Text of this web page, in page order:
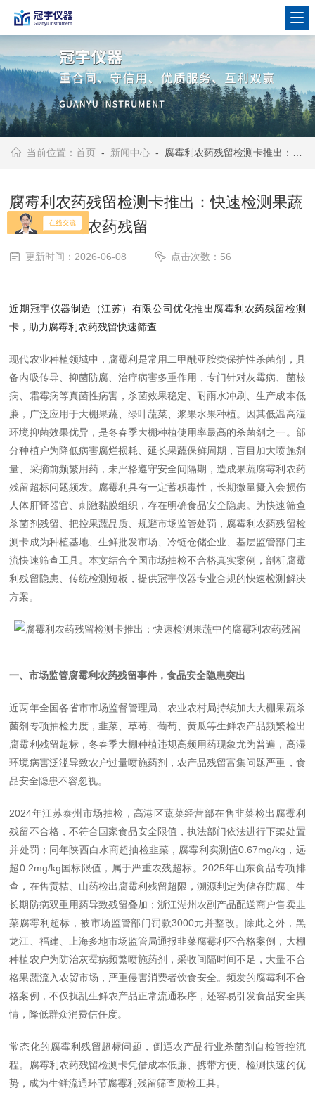
当前位置：首页 - 新闻中心 - 腐霉利农药残留检测卡推出：快速检测果蔬中的腐霉利农药残留
腐霉利农药残留检测卡推出：快速检测果蔬
中的腐霉利农药残留
更新时间：2026-06-08 点击次数：56
近期冠宇仪器制造（江苏）有限公司优化推出腐霉利农药残留检测
卡，助力腐霉利农药残留快速筛查
现代农业种植领域中，腐霉利是常用二甲酰亚胺类保护性杀菌剂，具
备内吸传导、抑菌防腐、治疗病害多重作用，专门针对灰霉病、菌核
病、霜霉病等真菌性病害，杀菌效果稳定、耐雨水冲刷、生产成本低
廉，广泛应用于大棚果蔬、绿叶蔬菜、浆果水果种植。因其低温高湿
环境抑菌效果优异，是冬春季大棚种植使用率最高的杀菌剂之一。部
分种植户为降低病害腐烂损耗、延长果蔬保鲜周期，盲目加大喷施剂
量、采摘前频繁用药，未严格遵守安全间隔期，造成果蔬腐霉利农药
残留超标问题频发。腐霉利具有一定蓄积毒性，长期微量摄入会损伤
人体肝肾器官、刺激黏膜组织，存在明确食品安全隐患。为快速筛查
杀菌剂残留、把控果蔬品质、规避市场监管处罚，腐霉利农药残留检
测卡成为种植基地、生鲜批发市场、冷链仓储企业、基层监管部门主
流快速筛查工具。本文结合全国市场抽检不合格真实案例，剖析腐霉
利残留隐患、传统检测短板，提供冠宇仪器专业合规的快速检测解决
方案。
一、市场监管腐霉利农药残留事件，食品安全隐患突出
近两年全国各省市市场监督管理局、农业农村局持续加大大棚果蔬杀
菌剂专项抽检力度，韭菜、草莓、葡萄、黄瓜等生鲜农产品频繁检出
腐霉利残留超标，冬春季大棚种植违规高频用药现象尤为普遍，高湿
环境病害泛滥导致农户过量喷施药剂，农产品残留富集问题严重，食
品安全隐患不容忽视。
2024年江苏泰州市场抽检，高港区蔬菜经营部在售韭菜检出腐霉利
残留不合格，不符合国家食品安全限值，执法部门依法进行下架处置
并处罚；同年陕西白水商超抽检韭菜，腐霉利实测值0.67mg/kg，远
超0.2mg/kg国标限值，属于严重农残超标。2025年山东食品专项排
查，在售贡桔、山药检出腐霉利残留超限，溯源判定为储存防腐、生
长期防病双重用药导致残留叠加；浙江湖州农副产品配送商户售卖韭
菜腐霉利超标，被市场监管部门罚款3000元并整改。除此之外，黑
龙江、福建、上海多地市场监管局通报韭菜腐霉利不合格案例，大棚
种植农户为防治灰霉病频繁喷施药剂，采收间隔时间不足，大量不合
格果蔬流入农贸市场，严重侵害消费者饮食安全。频发的腐霉利不合
格案例，不仅扰乱生鲜农产品正常流通秩序，还容易引发食品安全舆
情，降低群众消费信任度。
常态化的腐霉利残留超标问题，倒逼农产品行业杀菌剂自检管控流
程。腐霉利农药残留检测卡凭借成本低廉、携带方便、检测快速的优
势，成为生鲜流通环节腐霉利残留筛查质检工具。